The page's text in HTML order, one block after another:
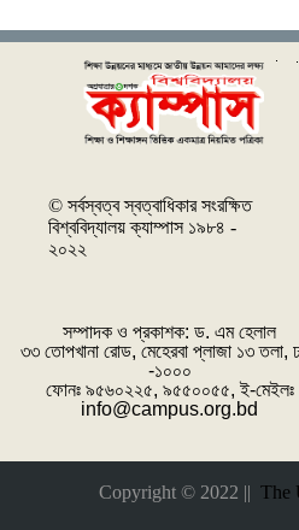
© সর্বস্বত্ব স্বত্বাধিকার সংরক্ষিত
বিশ্ববিদ্যালয় ক্যাম্পাস ১৯৮৪ -
২০২২
সম্পাদক ও প্রকাশক: ‌ড. এম হেলাল
৩৩ তোপখানা রোড, মেহেরবা প্লাজা ১৩ তলা,
-১০০০
ফোনঃ ৯৫৬০২২৫, ৯৫৫০০৫৫, ই-মেইলঃ
info@campus.org.bd
Copyright © 2022 || The